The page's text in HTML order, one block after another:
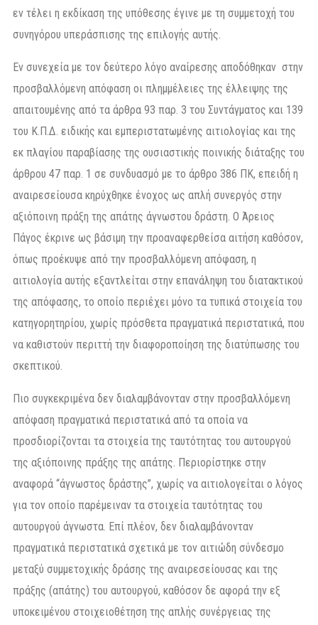
εν τέλει η εκδίκαση της υπόθεσης έγινε με τη συμμετοχή του
συνηγόρου υπεράσπισης της επιλογής αυτής.
Εν συνεχεία με τον δεύτερο λόγο αναίρεσης αποδόθηκαν στην
προσβαλλόμενη απόφαση οι πλημμέλειες της έλλειψης της
απαιτουμένης από τα άρθρα 93 παρ. 3 του Συντάγματος και 139
του Κ.Π.Δ. ειδικής και εμπεριστατωμένης αιτιολογίας και της
εκ πλαγίου παραβίασης της ουσιαστικής ποινικής διάταξης του
άρθρου 47 παρ. 1 σε συνδυασμό με το άρθρο 386 ΠΚ, επειδή η
αναιρεσείουσα κηρύχθηκε ένοχος ως απλή συνεργός στην
αξιόποινη πράξη της απάτης άγνωστου δράστη. Ο Άρειος
Πάγος έκρινε ως βάσιμη την προαναφερθείσα αιτήση καθόσον,
όπως προέκυψε από την προσβαλλόμενη απόφαση, η
αιτιολογία αυτής εξαντλείται στην επανάληψη του διατακτικού
της απόφασης, το οποίο περιέχει μόνο τα τυπικά στοιχεία του
κατηγορητηρίου, χωρίς πρόσθετα πραγματικά περιστατικά, που
να καθιστούν περιττή την διαφοροποίηση της διατύπωσης του
σκεπτικού.
Πιο συγκεκριμένα δεν διαλαμβάνονταν στην προσβαλλόμενη
απόφαση πραγματικά περιστατικά από τα οποία να
προσδιορίζονται τα στοιχεία της ταυτότητας του αυτουργού
της αξιόποινης πράξης της απάτης. Περιορίστηκε στην
αναφορά “άγνωστος δράστης”, χωρίς να αιτιολογείται ο λόγος
για τον οποίο παρέμειναν τα στοιχεία ταυτότητας του
αυτουργού άγνωστα. Επί πλέον, δεν διαλαμβάνονταν
πραγματικά περιστατικά σχετικά με τον αιτιώδη σύνδεσμο
μεταξύ συμμετοχικής δράσης της αναιρεσείουσας και της
πράξης (απάτης) του αυτουργού, καθόσον δε αφορά την εξ
υποκειμένου στοιχειοθέτηση της απλής συνέργειας της